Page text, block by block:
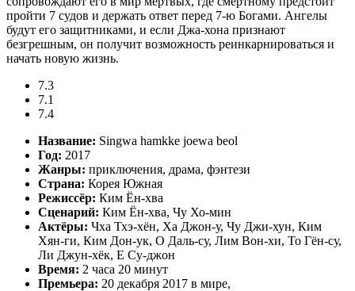
пройти 7 судов и держать ответ перед 7-ю Богами. Ангелы
будут его защитниками, и если Джа-хона признают
безгрешным, он получит возможность реинкарнироваться и
начать новую жизнь.
7.3
7.1
7.4
Название: Singwa hamkke joewa beol
Год: 2017
Жанры: приключения, драма, фэнтези
Страна: Корея Южная
Режиссёр: Ким Ён-хва
Сценарий: Ким Ён-хва, Чу Хо-мин
Актёры: Чха Тхэ-хён, Ха Джон-у, Чу Джи-хун, Ким
Хян-ги, Ким Дон-ук, О Даль-су, Лим Вон-хи, То Гён-су,
Ли Джун-хёк, Е Су-джон
Время: 2 часа 20 минут
Премьера: 20 декабря 2017 в мире,